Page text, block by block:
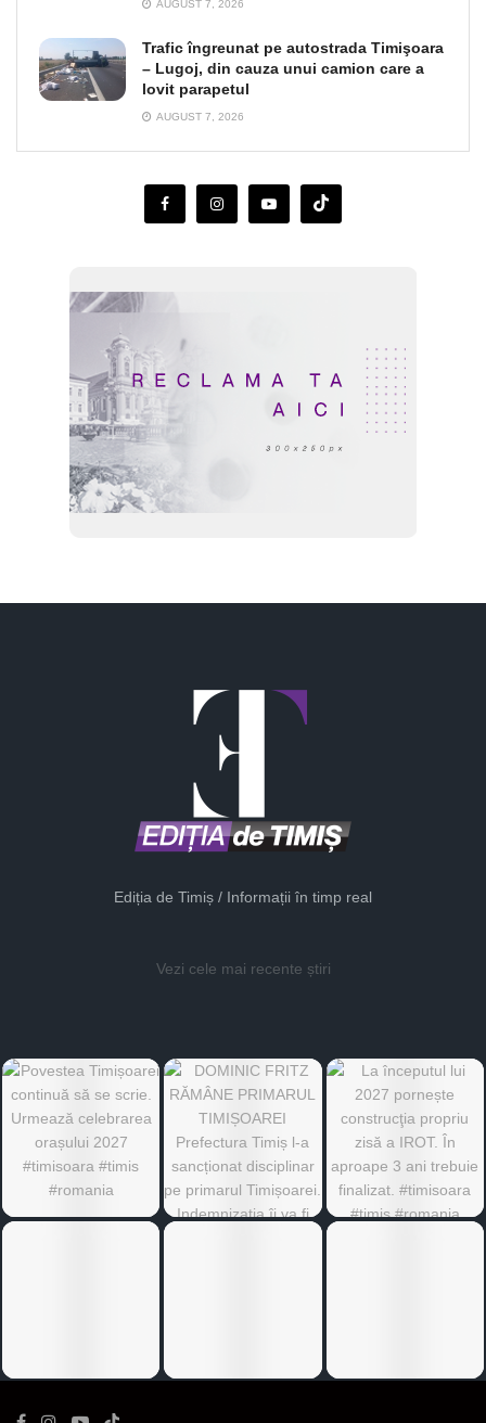
AUGUST 7, 2026
Trafic îngreunat pe autostrada Timişoara
– Lugoj, din cauza unui camion care a
lovit parapetul
AUGUST 7, 2026
Ediția de Timiș / Informații în timp real
Vezi cele mai recente știri